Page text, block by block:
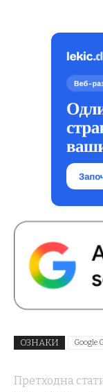
ОЗНАКИ Google
Претходна